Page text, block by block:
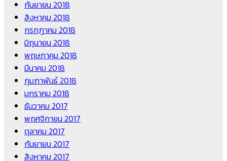
กันยายน 2018
สิงหาคม 2018
กรกฎาคม 2018
มิถุนายน 2018
พฤษภาคม 2018
มีนาคม 2018
กุมภาพันธ์ 2018
มกราคม 2018
ธันวาคม 2017
พฤศจิกายน 2017
ตุลาคม 2017
กันยายน 2017
สิงหาคม 2017